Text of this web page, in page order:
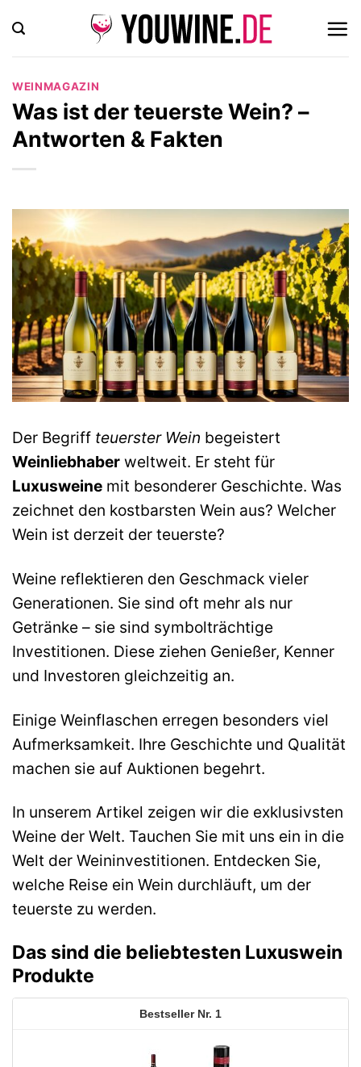
Inhalt
springen
WEINMAGAZIN
Was ist der teuerste Wein? –
Antworten & Fakten
Der Begriff teuerster Wein begeistert
Weinliebhaber weltweit. Er steht für
Luxusweine mit besonderer Geschichte. Was
zeichnet den kostbarsten Wein aus? Welcher
Wein ist derzeit der teuerste?
Weine reflektieren den Geschmack vieler
Generationen. Sie sind oft mehr als nur
Getränke – sie sind symbolträchtige
Investitionen. Diese ziehen Genießer, Kenner
und Investoren gleichzeitig an.
Einige Weinflaschen erregen besonders viel
Aufmerksamkeit. Ihre Geschichte und Qualität
machen sie auf Auktionen begehrt.
In unserem Artikel zeigen wir die exklusivsten
Weine der Welt. Tauchen Sie mit uns ein in die
Welt der Weininvestitionen. Entdecken Sie,
welche Reise ein Wein durchläuft, um der
teuerste zu werden.
Das sind die beliebtesten Luxuswein
Produkte
1